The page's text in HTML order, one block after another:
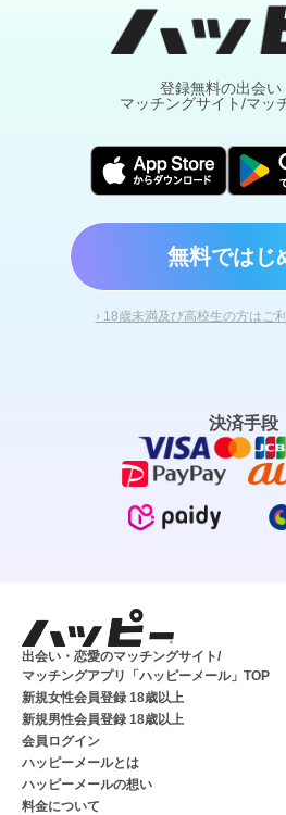
登録無料の出会い
マッチングサイト/マッ
無料ではじ
› 18歳未満及び高校生の方はご
決済手段
出会い・恋愛のマッチングサイト/
マッチングアプリ「ハッピーメール」TOP
新規女性会員登録 18歳以上
新規男性会員登録 18歳以上
会員ログイン
ハッピーメールとは
ハッピーメールの想い
料金について